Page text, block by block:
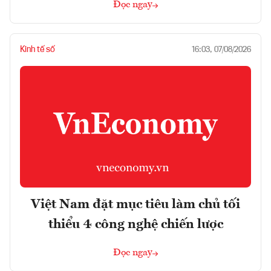
Đọc ngay
Kinh tế số 16:03, 07/08/2026
Việt Nam đặt mục tiêu làm chủ tối
thiểu 4 công nghệ chiến lược
Đọc ngay